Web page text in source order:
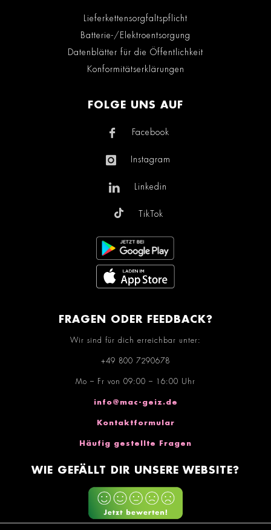
Lieferkettensorgfaltspflicht
Batterie-/Elektroentsorgung
Datenblätter für die Öffentlichkeit
Konformitätserklärungen
FOLGE UNS AUF
Facebook
Instagram
Linkedin
TikTok
FRAGEN ODER FEEDBACK?
Wir sind für dich erreichbar unter:
+49 800 7290678
Mo – Fr von 09:00 – 16:00 Uhr
info@mac-geiz.de
Kontaktformular
Häufig gestellte Fragen
WIE GEFÄLLT DIR UNSERE WEBSITE?